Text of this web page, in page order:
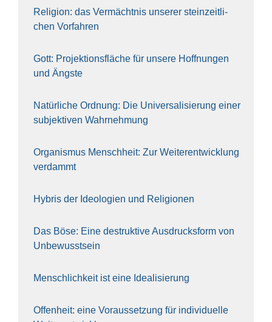
Reli­gi­on: das Ver­mächt­nis unse­rer stein­zeit­li­
chen Vor­fah­ren
Gott: Pro­jek­ti­ons­flä­che für unse­re Hoff­nun­gen
und Ängs­te
Natür­li­che Ord­nung: Die Uni­ver­sa­li­sie­rung einer
sub­jek­ti­ven Wahr­neh­mung
Orga­nis­mus Mensch­heit: Zur Wei­ter­ent­wick­lung
ver­dammt
Hybris der Ideo­lo­gien und Reli­gio­nen
Das Böse: Eine destruk­ti­ve Aus­drucks­form von
Unbe­wusst­sein
Mensch­lich­keit ist eine Idea­li­sie­rung
Offen­heit: eine Vor­aus­set­zung für indi­vi­du­el­le